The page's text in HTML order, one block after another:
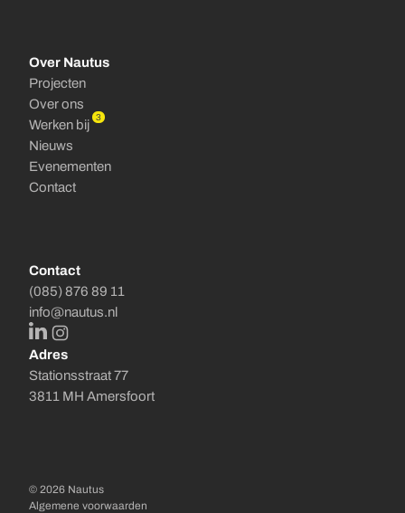
Over Nautus
Projecten
Over ons
Werken bij
3
Nieuws
Evenementen
Contact
Contact
(085) 876 89 11
info@nautus.nl
LinkedInInstagram
Adres
Stationsstraat 77
3811 MH Amersfoort
© 2026 Nautus
Algemene voorwaarden